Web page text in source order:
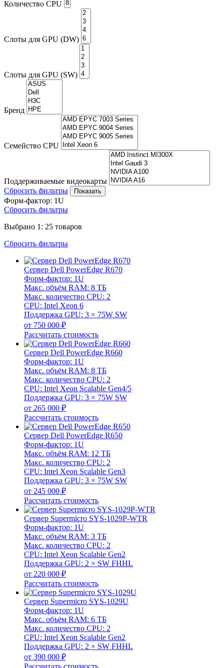
Количество CPU
Слоты для GPU (DW)
Слоты для GPU (SW)
Бренд
Семейство CPU
Поддерживаемые видеокарты
Сбросить фильтры
Форм-фактор: 1U
Сбросить фильтры
Выбрано 1: 25 товаров
Сбросить фильтры
Сервер Dell PowerEdge R670
Форм-фактор: 1U
Макс. объём RAM: 8 ТБ
Макс. количество CPU: 2
CPU: Intel Xeon 6
Поддержка GPU: 3 × 75W SW
от 750 000 ₽
Рассчитать стоимость
Сервер Dell PowerEdge R660
Форм-фактор: 1U
Макс. объём RAM: 8 ТБ
Макс. количество CPU: 2
CPU: Intel Xeon Scalable Gen4/5
Поддержка GPU: 3 × 75W SW
от 265 000 ₽
Рассчитать стоимость
Сервер Dell PowerEdge R650
Форм-фактор: 1U
Макс. объём RAM: 12 ТБ
Макс. количество CPU: 2
CPU: Intel Xeon Scalable Gen3
Поддержка GPU: 3 × 75W SW
от 245 000 ₽
Рассчитать стоимость
Сервер Supermicro SYS-1029P-WTR
Форм-фактор: 1U
Макс. объём RAM: 3 ТБ
Макс. количество CPU: 2
CPU: Intel Xeon Scalable Gen2
Поддержка GPU: 2 × SW FHHL
от 220 000 ₽
Рассчитать стоимость
Сервер Supermicro SYS-1029U
Форм-фактор: 1U
Макс. объём RAM: 6 ТБ
Макс. количество CPU: 2
CPU: Intel Xeon Scalable Gen2
Поддержка GPU: 2 × SW FHHL
от 390 000 ₽
Рассчитать стоимость